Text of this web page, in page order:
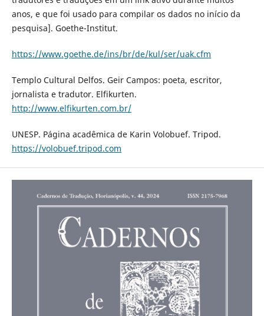
anos, e que foi usado para compilar os dados no início da
pesquisa]. Goethe-Institut.
https://www.goethe.de/ins/br/de/kul/ser/uak.cfm
Templo Cultural Delfos. Geir Campos: poeta, escritor,
jornalista e tradutor. Elfikurten.
http://www.elfikurten.com.br/
UNESP. Página acadêmica de Karin Volobuef. Tripod.
https://volobuef.tripod.com